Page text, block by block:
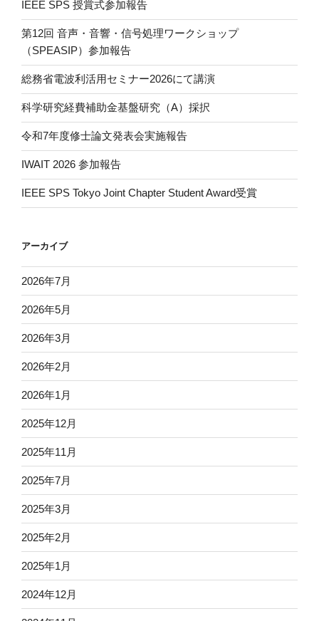
IEEE SPS 授賞式参加報告
第12回 音声・音響・信号処理ワークショップ
（SPEASIP）参加報告
総務省電波利活用セミナー2026にて講演
科学研究経費補助金基盤研究（A）採択
令和7年度修士論文発表会実施報告
IWAIT 2026 参加報告
IEEE SPS Tokyo Joint Chapter Student Award受賞
アーカイブ
2026年7月
2026年5月
2026年3月
2026年2月
2026年1月
2025年12月
2025年11月
2025年7月
2025年3月
2025年2月
2025年1月
2024年12月